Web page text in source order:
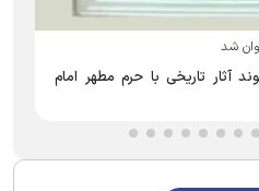
شد
آثار تاریخی با حرم مطهر امام